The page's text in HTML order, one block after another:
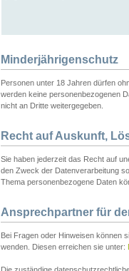
Minderjährigenschutz
Personen unter 18 Jahren dürfen
werden keine personenbezogenen
nicht an Dritte weitergegeben.
Recht auf Auskunft,
Sie haben jederzeit das Recht auf
den Zweck der Datenverarbeitung
Thema personenbezogene Daten
Ansprechpartner für
Bei Fragen oder Hinweisen können
wenden. Diesen erreichen sie unter: